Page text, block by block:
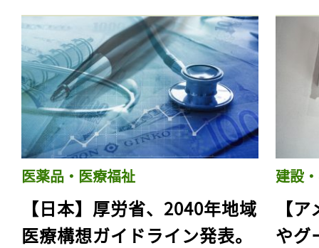
医薬品・医療福祉
【日本】厚労省、2040年地域
医療構想ガイドライン発表。
建設
【
やグ